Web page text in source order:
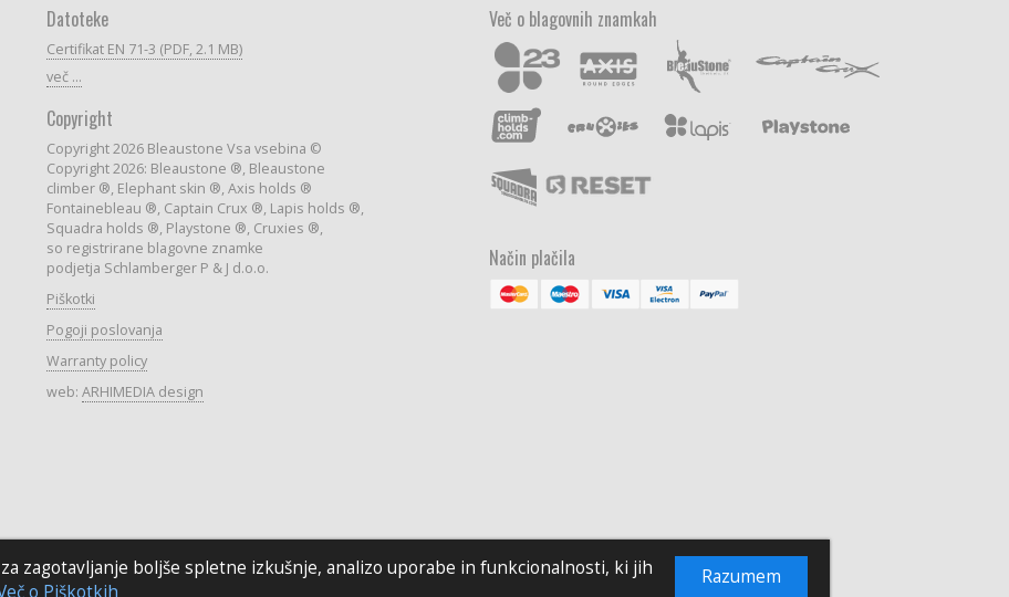
Razumem
zagotavljanje boljše spletne izkušnje, analizo uporabe in funkcionalnosti, ki jih
o Piškotkih
Datoteke
Certifikat EN 71-3 (PDF, 2.1 MB)
več ...
Copyright
Copyright 2026 Bleaustone Vsa vsebina ©
Copyright 2026: Bleaustone ®, Bleaustone
climber ®, Elephant skin ®, Axis holds ®
Fontainebleau ®, Captain Crux ®, Lapis holds ®,
Squadra holds ®, Playstone ®, Cruxies ®,
so registrirane blagovne znamke
podjetja Schlamberger P & J d.o.o.
Piškotki
Pogoji poslovanja
Warranty policy
web: ARHIMEDIA design
Več o blagovnih znamkah
Način plačila